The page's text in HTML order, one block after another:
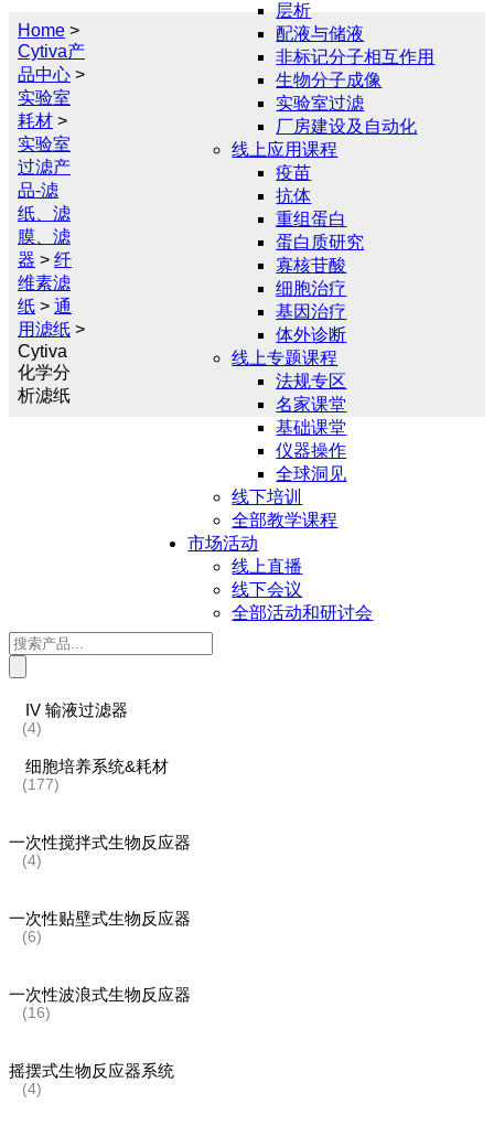
层析
配液与储液
非标记分子相互作用
生物分子成像
实验室过滤
厂房建设及自动化
线上应用课程
疫苗
抗体
重组蛋白
蛋白质研究
寡核苷酸
细胞治疗
基因治疗
体外诊断
线上专题课程
法规专区
名家课堂
基础课堂
仪器操作
全球洞见
线下培训
全部教学课程
市场活动
线上直播
线下会议
全部活动和研讨会
Home >
Cytiva产
品中心 >
实验室
耗材 >
实验室
过滤产
品-滤
纸、滤
膜、滤
器 > 纤
维素滤
纸 > 通
用滤纸 >
Cytiva
化学分
析滤纸
Products
search
IV 输液过滤器
(4)
细胞培养系统&耗材
(177)
一次性搅拌式生物反应器
(4)
一次性贴壁式生物反应器
(6)
一次性波浪式生物反应器
(16)
摇摆式生物反应器系统
(4)